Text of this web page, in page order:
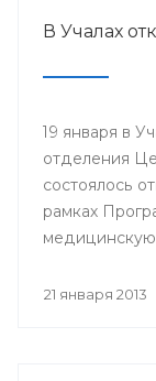
ординаторы,
В Учалах
19 января в
отделения
состоялось
рамках
медицинскую
21 января 2013